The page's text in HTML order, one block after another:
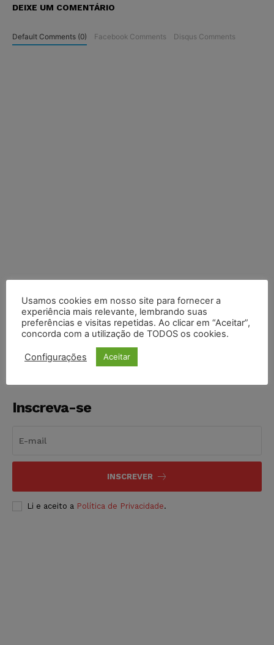
DEIXE UM COMENTÁRIO
Default Comments (0) Facebook Comments Disqus Comments
COMPARTILHE
Inscreva-se
INSCREVER
Li e aceito a Política de Privacidade.
Usamos cookies em nosso site para fornecer a
experiência mais relevante, lembrando suas
preferências e visitas repetidas. Ao clicar em “Aceitar”,
concorda com a utilização de TODOS os cookies.
Configurações Aceitar